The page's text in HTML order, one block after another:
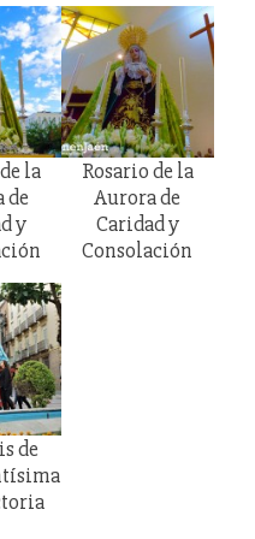
la
de
y
Rosario de la
Aurora de
Caridad y
Consolación
de